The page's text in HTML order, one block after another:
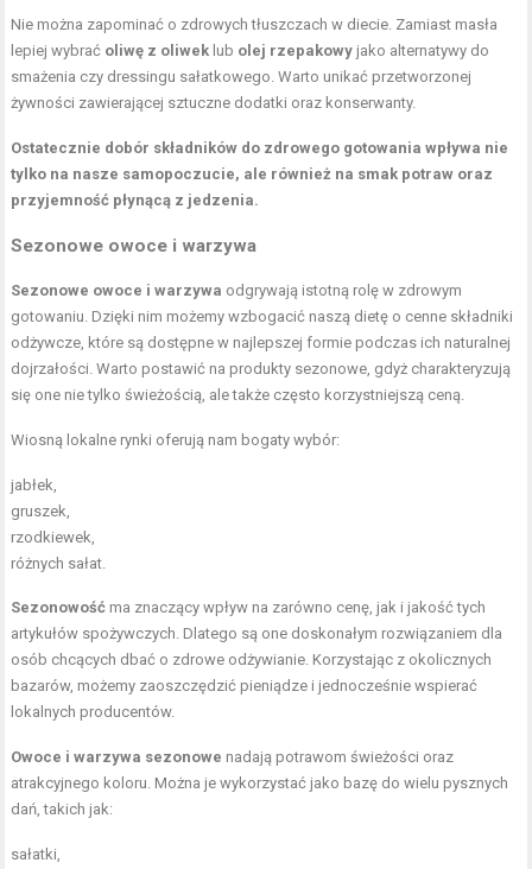
Nie można zapominać o zdrowych tłuszczach w diecie. Zamiast masła
lepiej wybrać oliwę z oliwek lub olej rzepakowy jako alternatywy do
smażenia czy dressingu sałatkowego. Warto unikać przetworzonej
żywności zawierającej sztuczne dodatki oraz konserwanty.
Ostatecznie dobór składników do zdrowego gotowania wpływa nie
tylko na nasze samopoczucie, ale również na smak potraw oraz
przyjemność płynącą z jedzenia.
Sezonowe owoce i warzywa
Sezonowe owoce i warzywa odgrywają istotną rolę w zdrowym
gotowaniu. Dzięki nim możemy wzbogacić naszą dietę o cenne składniki
odżywcze, które są dostępne w najlepszej formie podczas ich naturalnej
dojrzałości. Warto postawić na produkty sezonowe, gdyż charakteryzują
się one nie tylko świeżością, ale także często korzystniejszą ceną.
Wiosną lokalne rynki oferują nam bogaty wybór:
jabłek,
gruszek,
rzodkiewek,
różnych sałat.
Sezonowość ma znaczący wpływ na zarówno cenę, jak i jakość tych
artykułów spożywczych. Dlatego są one doskonałym rozwiązaniem dla
osób chcących dbać o zdrowe odżywianie. Korzystając z okolicznych
bazarów, możemy zaoszczędzić pieniądze i jednocześnie wspierać
lokalnych producentów.
Owoce i warzywa sezonowe nadają potrawom świeżości oraz
atrakcyjnego koloru. Można je wykorzystać jako bazę do wielu pysznych
dań, takich jak:
sałatki,